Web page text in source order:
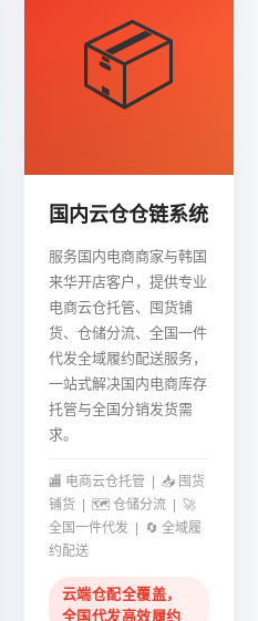
📦
国内云仓仓链系统
服务国内电商商家与韩国
来华开店客户，提供专业
电商云仓托管、囤货铺
货、仓储分流、全国一件
代发全域履约配送服务，
一站式解决国内电商库存
托管与全国分销发货需
求。
🏬 电商云仓托管 | 📥 囤货
铺货 | 🗺️ 仓储分流 | 🚀
全国一件代发 | 🔄 全域履
约配送
云端仓配全覆盖，
全国代发高效履约